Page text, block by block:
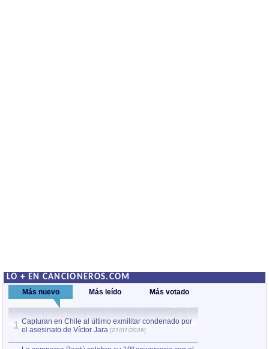
LO + EN CANCIONEROS.COM
Más nuevo Más leído Más votado
1 Capturan en Chile al último exmilitar condenado por
el asesinato de Víctor Jara [27/07/2026]